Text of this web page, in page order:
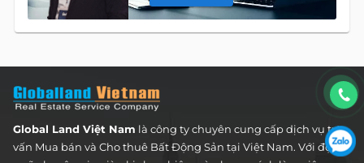
Global Land Việt Nam là công ty chuyên cung cấp dịch vụ tư
vấn Mua bán và Cho thuê Bất Động Sản tại Việt Nam. Với đội